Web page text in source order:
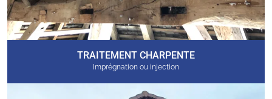
TRAITEMENT CHARPENTE
Imprégnation ou injection